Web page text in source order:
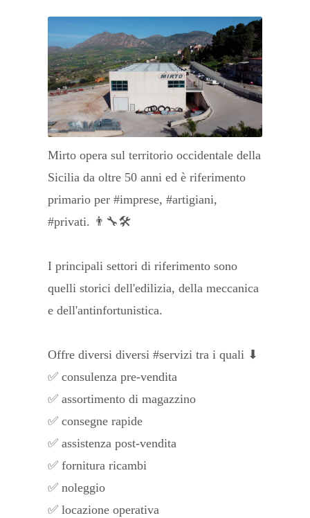
Mirto opera sul territorio occidentale della
Sicilia da oltre 50 anni ed è riferimento
primario per #imprese, #artigiani,
#privati. 👨‍🔧🛠
I principali settori di riferimento sono
quelli storici dell'edilizia, della meccanica
e dell'antinfortunistica.
Offre diversi diversi #servizi tra i quali ⬇
✅ consulenza pre-vendita
✅ assortimento di magazzino
✅ consegne rapide
✅ assistenza post-vendita
✅ fornitura ricambi
✅ noleggio
✅ locazione operativa